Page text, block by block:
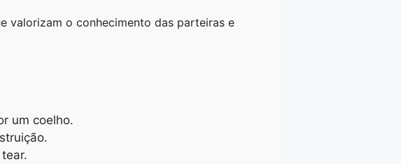
valorizam o conhecimento das parteiras e
um coelho.